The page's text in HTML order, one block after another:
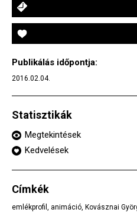
Publikálás időpontja:
2016.02.04.
Statisztikák
Megtekintések
Kedvelések
Címkék
emlékprofil animáció Kovásznai